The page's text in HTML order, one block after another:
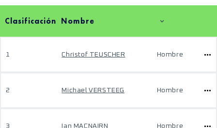
Clasificación Nombre
1 Christof TEUSCHER Hombre
2 Michael VERSTEEG Hombre
3 Ian MACNAIRN Hombre